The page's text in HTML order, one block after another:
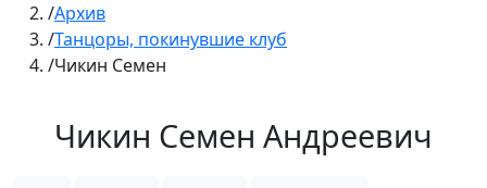
Архив
Танцоры, покинувшие клуб
Чикин Семен
Чикин Семен Андреевич